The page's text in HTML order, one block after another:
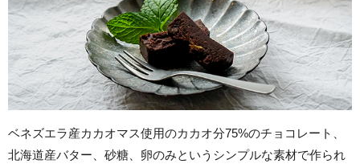
ベネズエラ産カカオマス使用のカカオ分75%のチョコレート、
北海道産バター、砂糖、卵のみというシンプルな素材で作られ